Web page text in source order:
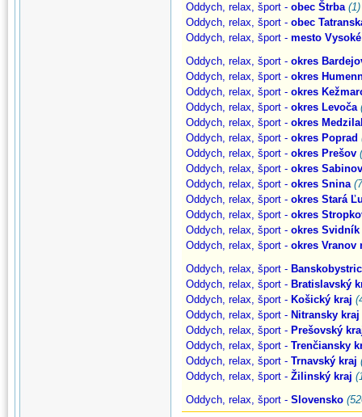
Oddych, relax, šport - obec Štrba (1)
Oddych, relax, šport - obec
Oddych, relax, šport - mesto
Oddych, relax, šport - okres
Oddych, relax, šport - okres
Oddych, relax, šport - okres
Oddych, relax, šport - okres Levoča
Oddych, relax, šport - okres
Oddych, relax, šport - okres Poprad
Oddych, relax, šport - okres Prešov
Oddych, relax, šport - okres Sabinov
Oddych, relax, šport - okres Snina
Oddych, relax, šport - okres Stará
Oddych, relax, šport - okres
Oddych, relax, šport - okres Svidník
Oddych, relax, šport - okres Vranov
Oddych, relax, šport -
Oddych, relax, šport - Bratislavský
Oddych, relax, šport - Košický kraj
Oddych, relax, šport - Nitransky kraj
Oddych, relax, šport - Prešovský
Oddych, relax, šport - Trenčiansky
Oddych, relax, šport - Trnavský kraj
Oddych, relax, šport - Žilinský kraj
Oddych, relax, šport - Slovensko